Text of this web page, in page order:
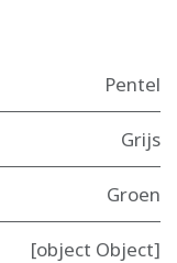
Pentel
Grijs
Groen
[object Object]